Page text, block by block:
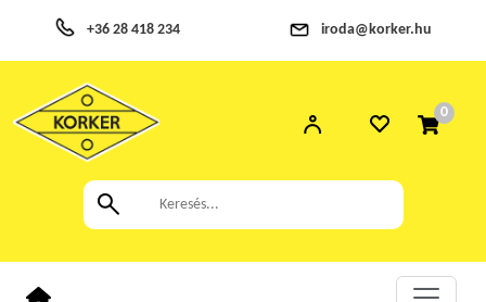
+36 28 418 234 iroda@korker.hu
0